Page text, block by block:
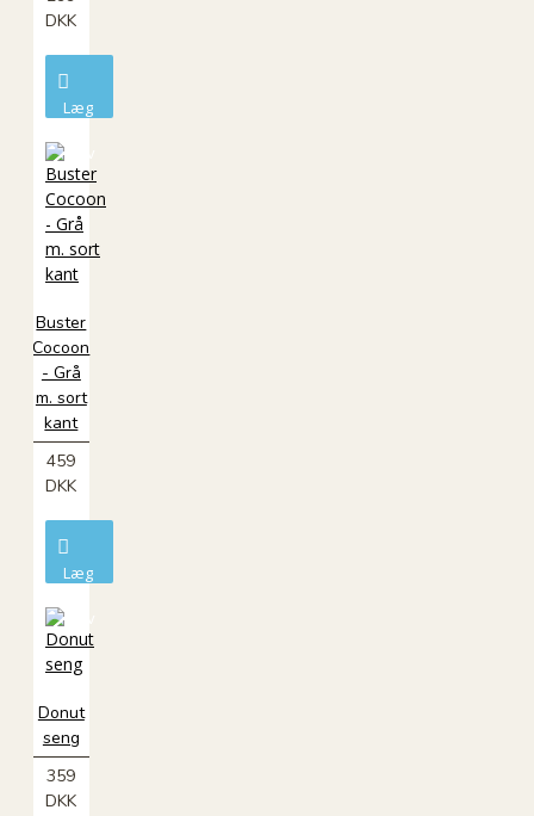
DKK
Læg
kurv
Buster
Cocoon
- Grå
m. sort
kant
459
DKK
Læg
kurv
Donut
seng
359
DKK